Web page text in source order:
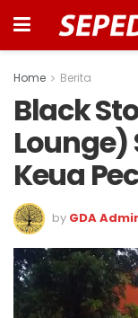
Home Berita
Black
Lounge)
Keua
by GDA